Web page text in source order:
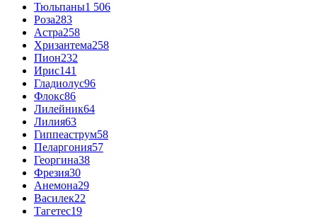
Тюльпаны1 506
Роза283
Астра258
Хризантема258
Пион232
Ирис141
Гладиолус96
Флокс86
Лилейник64
Лилия63
Гиппеаструм58
Пеларгония57
Георгина38
Фрезия30
Анемона29
Василек22
Тагетес19